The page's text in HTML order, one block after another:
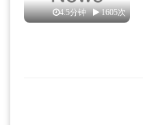
4.5分钟 1605次